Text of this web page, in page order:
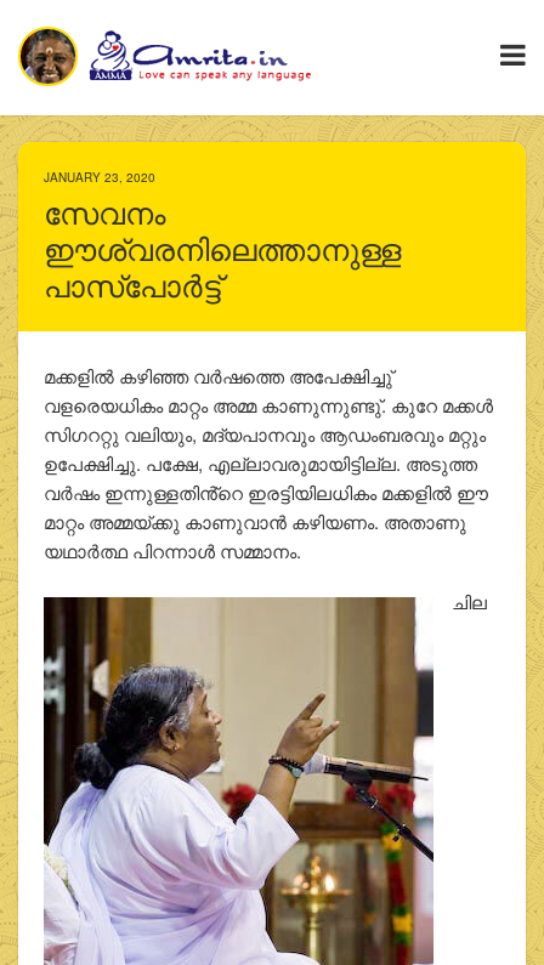
JANUARY 23, 2020
സേവനം
ഈശ്വരനിലെത്താനുള്ള
പാസ്‌പോര്‍ട്ട്
മക്കളില്‍ കഴിഞ്ഞ വര്‍ഷത്തെ അപേക്ഷിച്ചു്
വളരെയധികം മാറ്റം അമ്മ കാണുന്നുണ്ടു്. കുറേ മക്കള്‍
സിഗററ്റു വലിയും, മദ്യപാനവും ആഡംബരവും മറ്റും
ഉപേക്ഷിച്ചു. പക്ഷേ, എല്ലാവരുമായിട്ടില്ല. അടുത്ത
വര്‍ഷം ഇന്നുള്ളതിൻ്റെ ഇരട്ടിയിലധികം മക്കളില്‍ ഈ
മാറ്റം അമ്മയ്ക്കു കാണുവാന്‍ കഴിയണം. അതാണു
യഥാര്‍ത്ഥ പിറന്നാള്‍ സമ്മാനം.
ചില